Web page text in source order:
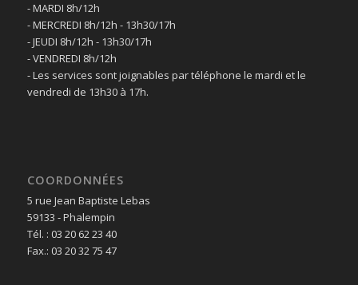
- MARDI 8h/12h
- MERCREDI 8h/12h - 13h30/17h
- JEUDI 8h/12h - 13h30/17h
- VENDREDI 8h/12h
- Les services sont joignables par téléphone le mardi et le
vendredi de 13h30 à 17h.
COORDONNÉES
5 rue Jean Baptiste Lebas
59133 - Phalempin
Tél. : 03 20 62 23 40
Fax.: 03 20 32 75 47